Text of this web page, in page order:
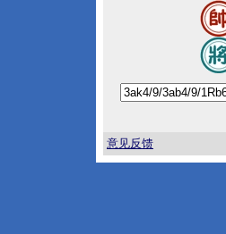
意见反馈